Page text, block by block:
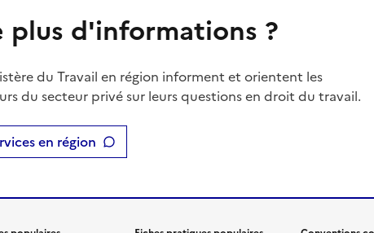
plus d'informations ?
du Travail en région informent et orientent les
du secteur privé sur leurs questions en droit du travail.
en région